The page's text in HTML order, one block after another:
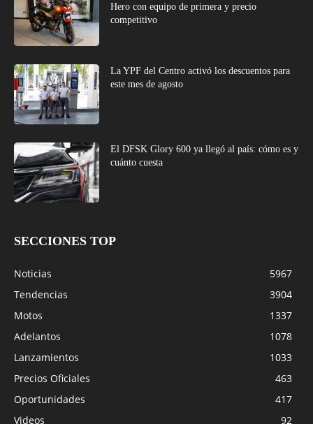
Hero con equipo de primera y precio
competitivo
La YPF del Centro activó los descuentos para
este mes de agosto
El DFSK Glory 600 ya llegó al país: cómo es y
cuánto cuesta
SECCIONES TOP
Noticias
5967
Tendencias
3904
Motos
1337
Adelantos
1078
Lanzamientos
1033
Precios Oficiales
463
Oportunidades
417
Videos
92